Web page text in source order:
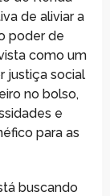
de aliviar a
poder de
como um
justiça social
no bolso,
e
para as
buscando